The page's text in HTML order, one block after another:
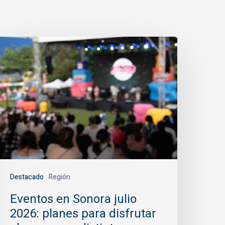
Destacado Región
disfrutar
verano
distintos
municipios
Eventos en Sonora julio
2026: planes para disfrutar